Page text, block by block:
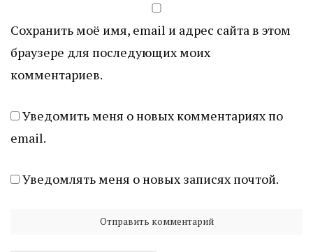
Сохранить моё имя, email и адрес сайта в этом
браузере для последующих моих
комментариев.
Уведомить меня о новых комментариях по
email.
Уведомлять меня о новых записях почтой.